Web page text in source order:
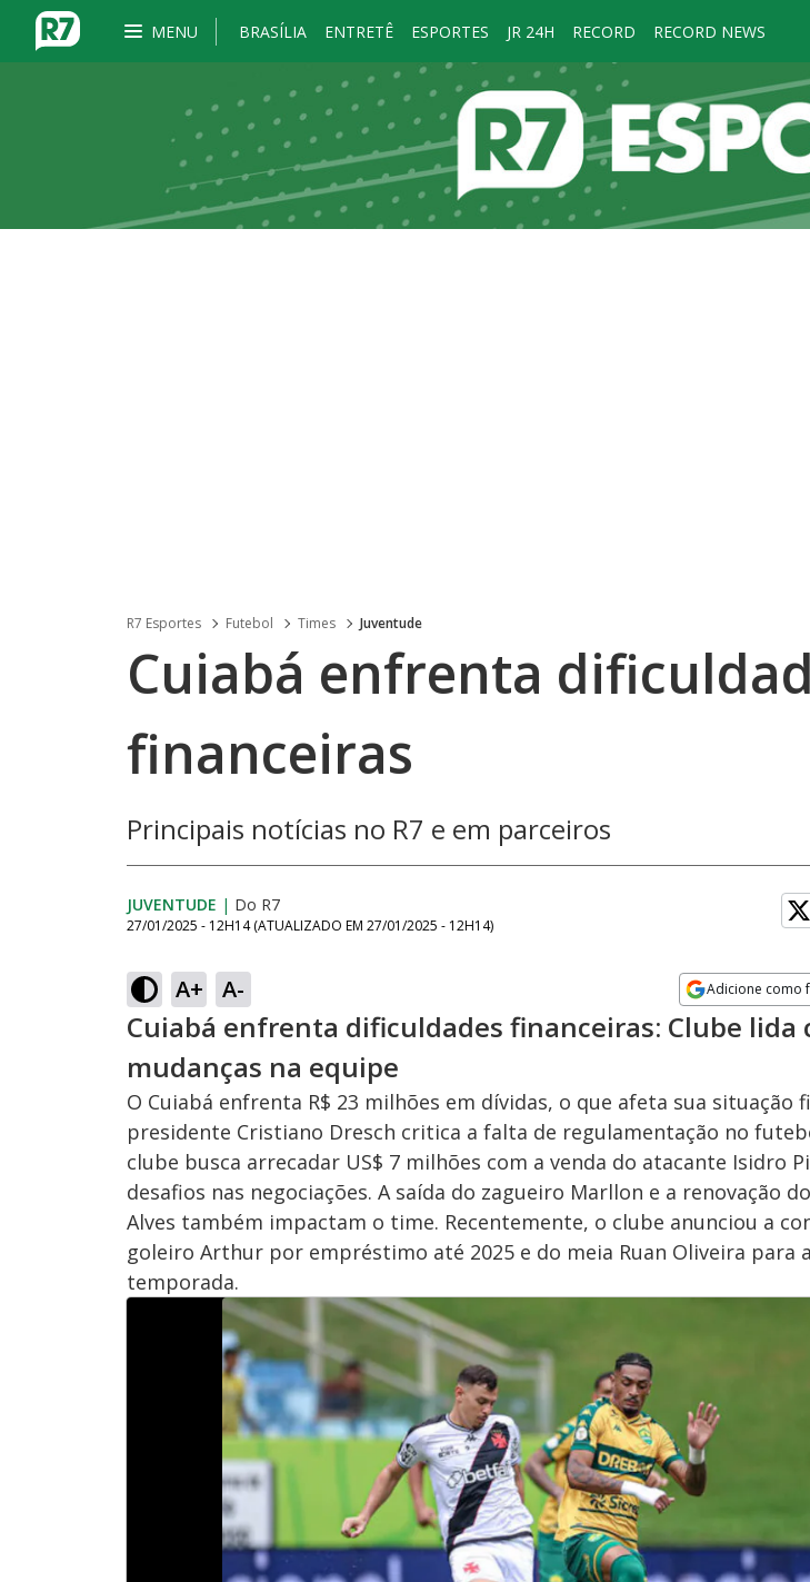
MENU BRASÍLIA ENTRETÊ ESPORTES JR 24H RECORD RECORD NEWS
R7 Esportes Futebol Times Juventude
Cuiabá enfrenta
financeiras
Principais notícias no R7 e em parceiros
JUVENTUDE | Do R7
27/01/2025 - 12H14 (ATUALIZADO EM 27/01/2025 - 12H14)
A+ A- Adicione como
Opens in new
Cuiabá enfrenta dificuldades financeiras: Clube lida
mudanças na equipe
O Cuiabá enfrenta R$ 23 milhões em dívidas, o que afeta sua situação
presidente Cristiano Dresch critica a falta de regulamentação no
clube busca arrecadar US$ 7 milhões com a venda do atacante Isidro
desafios nas negociações. A saída do zagueiro Marllon e a renovação
Alves também impactam o time. Recentemente, o clube anunciou a
goleiro Arthur por empréstimo até 2025 e do meia Ruan Oliveira para
temporada.